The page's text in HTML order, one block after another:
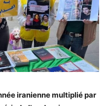
iranienne multiplié par